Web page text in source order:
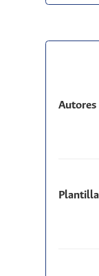
Autores